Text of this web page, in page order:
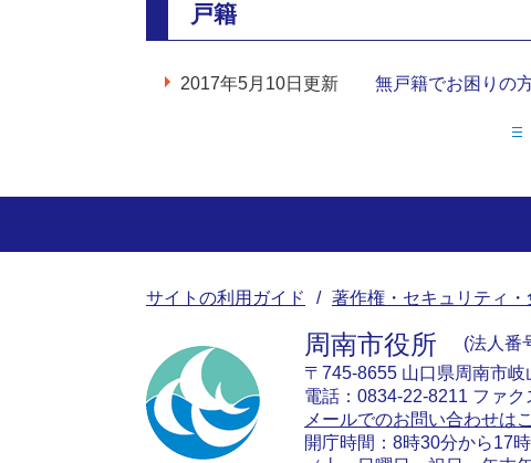
戸籍
2017年5月10日更新 無戸籍でお困りの
サイトの利用ガイド 著作権・セキュリティ・
周南市役所
法人番
〒745-8655 山口県周南市岐
電話：0834-22-8211 ファ
メールでのお問い合わせは
開庁時間：8時30分から17